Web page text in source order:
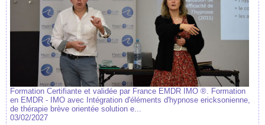
Formation Certifiante et validée par France EMDR IMO ®. Formation
en EMDR - IMO avec Intégration d'éléments d'hypnose ericksonienne,
de thérapie brève orientée solution e...
03/02/2027